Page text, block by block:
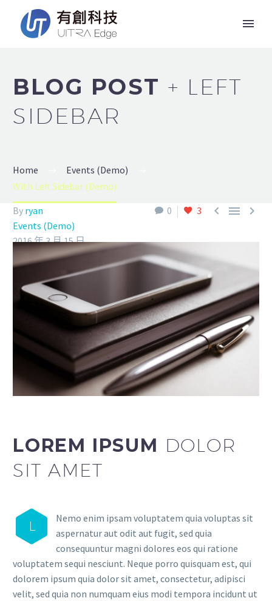
BLOG POST + LEFT
SIDEBAR
Home
Events (Demo)
With Left Sidebar (Demo)
0
3   
By ryan
Events (Demo)
2016 年 3 月 15 日
LOREM IPSUM DOLOR
SIT AMET
L
Nemo enim ipsam voluptatem quia voluptas sit
aspernatur aut odit aut fugit, sed quia
consequuntur magni dolores eos qui ratione
voluptatem sequi nesciunt. Neque porro quisquam est, qui
dolorem ipsum quia dolor sit amet, consectetur, adipisci
velit, sed quia non numquam eius modi tempora incidunt ut